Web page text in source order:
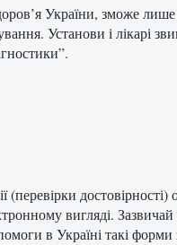
України, зможе
Установи і лікарі
вигляді.
в Україні такі форми